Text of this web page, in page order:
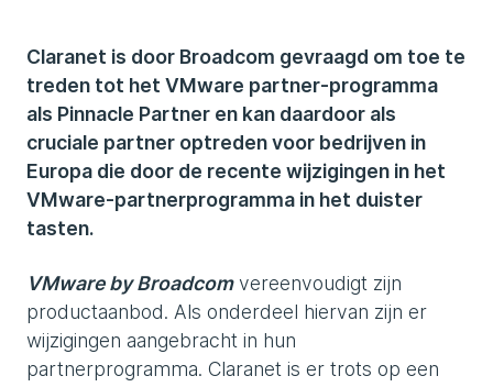
Claranet is door Broadcom gevraagd om toe te
treden tot het VMware partner-programma
als Pinnacle Partner en kan daardoor als
cruciale partner optreden voor bedrijven in
Europa die door de recente wijzigingen in het
VMware-partnerprogramma in het duister
tasten.
VMware by Broadcomvereenvoudigt zijn
productaanbod. Als onderdeel hiervan zijn er
wijzigingen aangebracht in hun
partnerprogramma. Claranet is er trots op een